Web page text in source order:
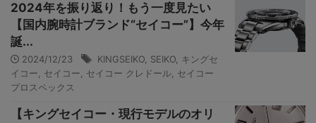
2024年を振り返り！もう一度見たい
【国内腕時計ブランド“セイコー”】今年
誕...
2024/12/23 KINGSEIKO SEIKO キングセ
イコー
セイコー セイコー クレドール セイコー
プロスペックス
【キングセイコー・現行モデルのオリ